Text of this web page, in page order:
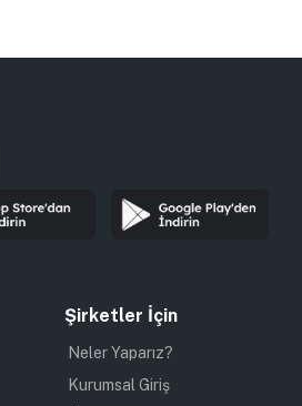
Şirketler İçin
Neler Yaparız?
Kurumsal Giriş